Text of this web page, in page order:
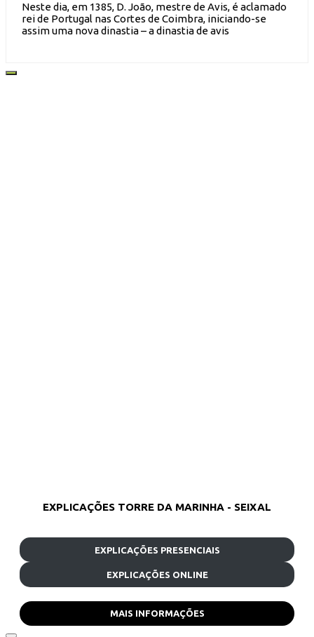
Neste dia, em 1385, D. João, mestre de Avis, é aclamado
rei de Portugal nas Cortes de Coimbra, iniciando-se
assim uma nova dinastia – a dinastia de avis
EXPLICAÇÕES TORRE DA MARINHA - SEIXAL
EXPLICAÇÕES PRESENCIAIS
EXPLICAÇÕES ONLINE
MAIS INFORMAÇÕES